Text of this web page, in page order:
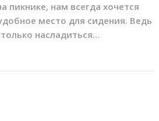
пикнике, нам всегда хочется
место для сидения. Ведь
насладиться...